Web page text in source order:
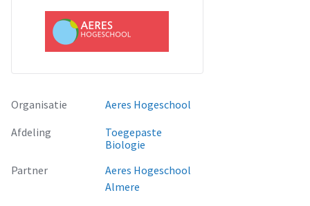
Organisatie
Aeres Hogeschool
Afdeling
Toegepaste
Biologie
Partner
Aeres Hogeschool
Almere